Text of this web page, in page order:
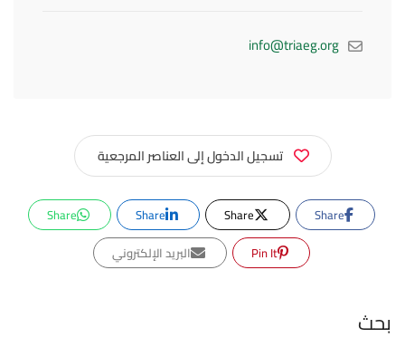
info@triaeg.org
تسجيل الدخول إلى العناصر المرجعية
Share
Share
Share
Share
Pin It
البريد الإلكتروني
بحث